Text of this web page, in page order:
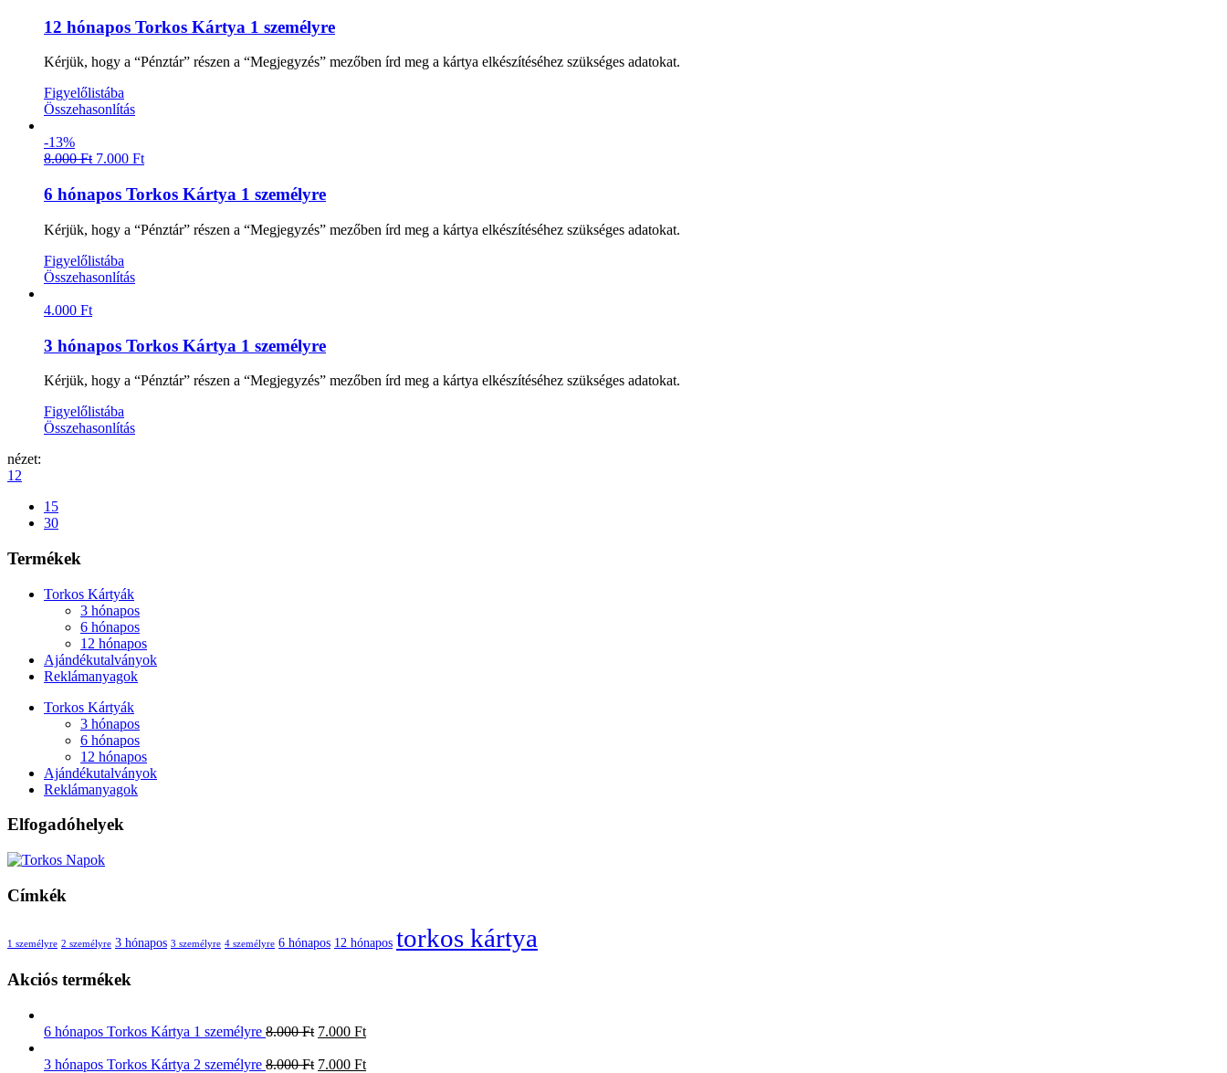
12 hónapos Torkos Kártya 1 személyre
Kérjük, hogy a “Pénztár” részen a “Megjegyzés” mezőben írd meg a kártya elkészítéséhez szükséges adatokat.
Figyelőlistába
Összehasonlítás
-13%
8.000Ft 7.000 Ft
6 hónapos Torkos Kártya 1 személyre
Kérjük, hogy a “Pénztár” részen a “Megjegyzés” mezőben írd meg a kártya elkészítéséhez szükséges adatokat.
Figyelőlistába
Összehasonlítás
4.000 Ft
3 hónapos Torkos Kártya 1 személyre
Kérjük, hogy a “Pénztár” részen a “Megjegyzés” mezőben írd meg a kártya elkészítéséhez szükséges adatokat.
Figyelőlistába
Összehasonlítás
nézet:
12
15
30
Termékek
Torkos Kártyák
3 hónapos
6 hónapos
12 hónapos
Ajándékutalványok
Reklámanyagok
Torkos Kártyák
3 hónapos
6 hónapos
12 hónapos
Ajándékutalványok
Reklámanyagok
Elfogadóhelyek
Címkék
1 személyre 2 személyre 3 hónapos 3 személyre 4 személyre 6 hónapos 12 hónapos torkos kártya
Akciós termékek
6 hónapos Torkos Kártya 1 személyre 8.000Ft 7.000 Ft
3 hónapos Torkos Kártya 2 személyre 8.000Ft 7.000 Ft